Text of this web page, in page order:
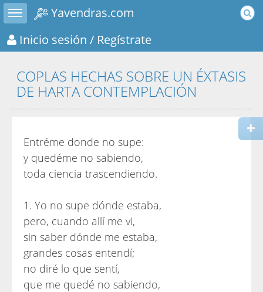
Toggle sidebar
Yavendras.com
Inicio sesión / Regístrate
COPLAS HECHAS SOBRE UN ÉXTASIS
DE HARTA CONTEMPLACIÓN
Entréme donde no supe:
y quedéme no sabiendo,
toda ciencia trascendiendo.
1. Yo no supe dónde estaba,
pero, cuando allí me vi,
sin saber dónde me estaba,
grandes cosas entendí;
no diré lo que sentí,
que me quedé no sabiendo,